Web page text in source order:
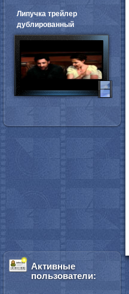
Липучка трейлер
дублированный
Активные
пользователи: